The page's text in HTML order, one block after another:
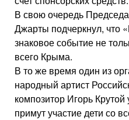
В свою очередь
Джарты подчеркнул, что
знаковое событие не
всего Крыма.
В то же время один из
народный артист
композитор Игорь Крутой
примут участие дети со